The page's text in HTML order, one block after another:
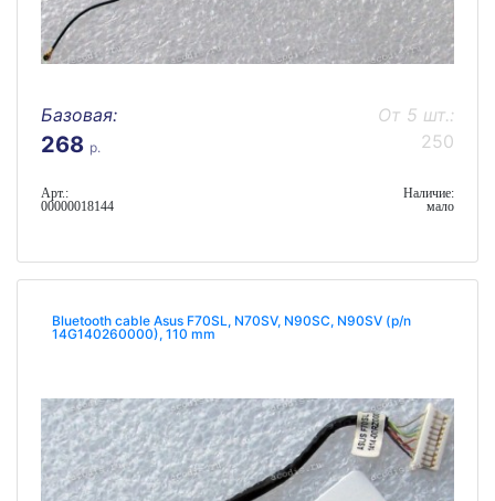
Базовая:
268 р.
От 5 шт.:
250
Арт.:
00000018144
Наличие:
мало
Bluetooth cable Asus F70SL, N70SV, N90SC, N90SV (p/n
14G140260000), 110 mm